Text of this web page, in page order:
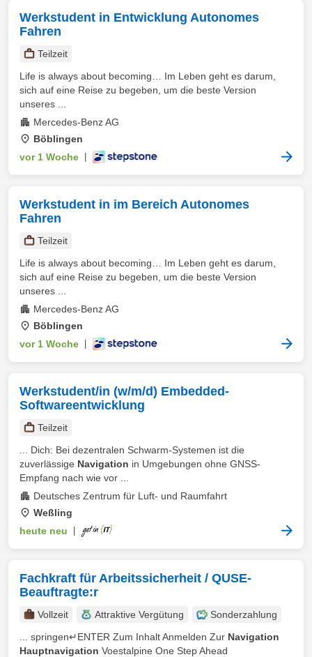
Werkstudent in Entwicklung Autonomes
Fahren
Teilzeit
Life is always about becoming… Im Leben geht es darum,
sich auf eine Reise zu begeben, um die beste Version
unseres ...
Mercedes-Benz AG
Böblingen
vor 1 Woche
Werkstudent in im Bereich Autonomes
Fahren
Teilzeit
Life is always about becoming… Im Leben geht es darum,
sich auf eine Reise zu begeben, um die beste Version
unseres ...
Mercedes-Benz AG
Böblingen
vor 1 Woche
Werkstudent/in (w/m/d) Embedded-
Softwareentwicklung
Teilzeit
... Dich: Bei dezentralen Schwarm-Systemen ist die
zuverlässige Navigation in Umgebungen ohne GNSS-
Empfang nach wie vor ...
Deutsches Zentrum für Luft- und Raumfahrt
Weßling
heute neu
Fachkraft für Arbeitssicherheit / QUSE-
Beauftragte:r
Vollzeit Attraktive Vergütung
Sonderzahlung
... springen↵ENTER Zum Inhalt Anmelden Zur Navigation
Hauptnavigation Voestalpine One Step Ahead